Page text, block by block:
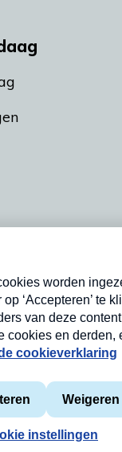
Cookieverklaring